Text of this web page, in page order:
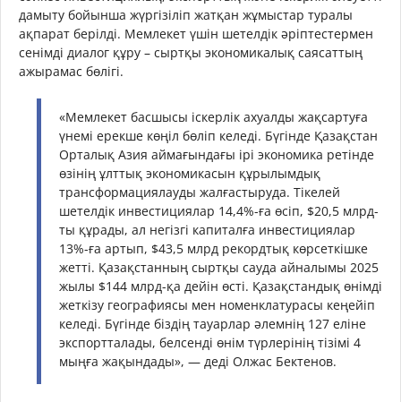
дамыту бойынша жүргізіліп жатқан жұмыстар туралы
ақпарат берілді. Мемлекет үшін шетелдік әріптестермен
сенімді диалог құру – сыртқы экономикалық саясаттың
ажырамас бөлігі.
«Мемлекет басшысы іскерлік ахуалды жақсартуға
үнемі ерекше көңіл бөліп келеді. Бүгінде Қазақстан
Орталық Азия аймағындағы ірі экономика ретінде
өзінің ұлттық экономикасын құрылымдық
трансформациялауды жалғастыруда. Тікелей
шетелдік инвестициялар 14,4%-ға өсіп, $20,5 млрд-
ты құрады, ал негізгі капиталға инвестициялар
13%-ға артып, $43,5 млрд рекордтық көрсеткішке
жетті. Қазақстанның сыртқы сауда айналымы 2025
жылы $144 млрд-қа дейін өсті. Қазақстандық өнімді
жеткізу географиясы мен номенклатурасы кеңейіп
келеді. Бүгінде біздің тауарлар әлемнің 127 еліне
экспортталады, белсенді өнім түрлерінің тізімі 4
мыңға жақындады», — деді Олжас Бектенов.